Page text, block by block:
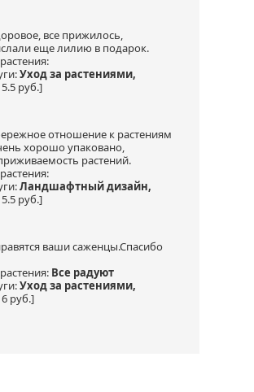
все прижилось,
еще лилию в подарок.
Уход за растениями,
руб.]
отношение к растениям
хорошо упаковано,
растений.
Ландшафтный дизайн,
руб.]
ваши саженцы.Спасибо
Все радуют
Уход за растениями,
руб.]